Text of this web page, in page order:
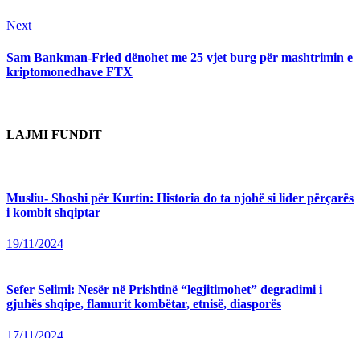
NextNext
Sam Bankman-Fried dënohet me 25 vjet burg për mashtrimin e
kriptomonedhave FTX
LAJMI FUNDIT
Musliu- Shoshi për Kurtin: Historia do ta njohë si lider përçarës
i kombit shqiptar
19/11/2024
Sefer Selimi: Nesër në Prishtinë “legjitimohet” degradimi i
gjuhës shqipe, flamurit kombëtar, etnisë, diasporës